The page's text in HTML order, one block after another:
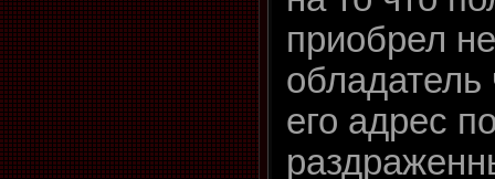
приобрел
обладатель
его адрес